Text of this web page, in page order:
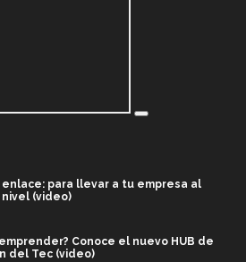
enlace: para llevar a tu empresa al
(video)
Conoce el nuevo HUB de
del Tec (video)